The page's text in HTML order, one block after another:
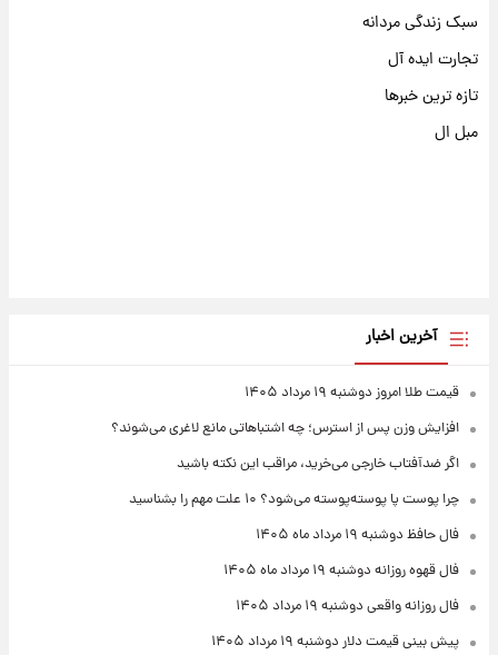
سبک زندگی مردانه
تجارت ایده آل
تازه ترین خبرها
مبل ال
آخرین اخبار
قیمت طلا امروز دوشنبه ۱۹ مرداد ۱۴۰۵
افزایش وزن پس از استرس؛ چه اشتباهاتی مانع لاغری می‌شوند؟
اگر ضدآفتاب خارجی می‌خرید، مراقب این نکته باشید
چرا پوست پا پوسته‌پوسته می‌شود؟ ۱۰ علت مهم را بشناسید
فال حافظ دوشنبه ۱۹ مرداد ماه ۱۴۰۵
فال قهوه روزانه دوشنبه ۱۹ مرداد ماه ۱۴۰۵
فال روزانه واقعی دوشنبه ۱۹ مرداد ۱۴۰۵
پیش‌ بینی قیمت دلار دوشنبه ۱۹ مرداد ۱۴۰۵